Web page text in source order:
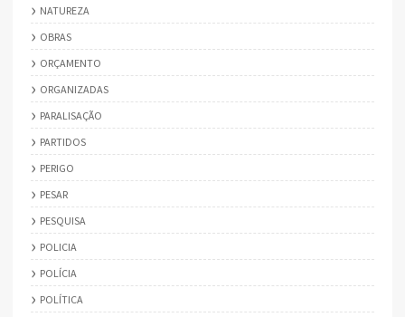
NATUREZA
OBRAS
ORÇAMENTO
ORGANIZADAS
PARALISAÇÃO
PARTIDOS
PERIGO
PESAR
PESQUISA
POLICIA
POLÍCIA
POLÍTICA